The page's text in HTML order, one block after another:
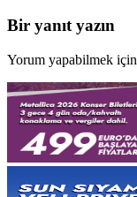
Bir yanıt yazın
Yorum yapabilmek için